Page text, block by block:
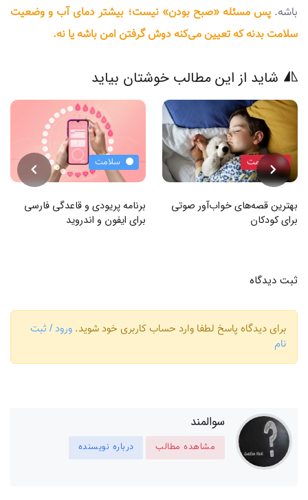
باشه.پس مسئله «صبح بودن» نیست؛ بیشتر دمای آب و وضعیت
سلامت بدنه که تعیین می‌کنه دوش گرفتن امن باشه یا نه.
شاید از این مطالب خوشتان بیاید
سلامت
بهترین قصه‌های خواب‌آور صوتی
برای کودکان
سلامت
برنامه پریودی و قاعدگی فارسی
برای ایفون و اندروید
ثبت دیدگاه
برای دیدگاه پاسخ لطفا وارد حساب کاربری خود شوید. ورود / ثبت
نام
سوالمند
مشاهده مطالب درباره نویسنده